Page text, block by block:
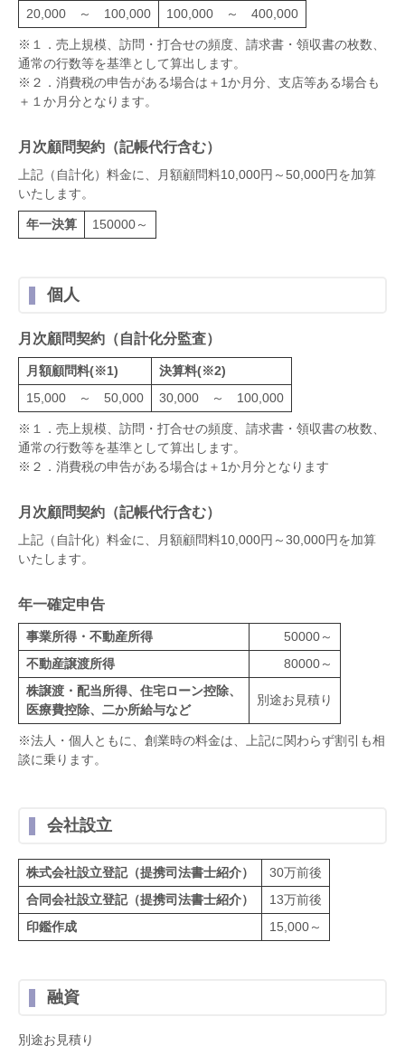
20,000 ～ 100,000 100,000 ～ 400,000
※１．売上規模、訪問・打合せの頻度、請求書・領収書の枚数、
通常の行数等を基準として算出します。
※２．消費税の申告がある場合は＋1か月分、支店等ある場合も
＋１か月分となります。
月次顧問契約（記帳代行含む）
上記（自計化）料金に、月額顧問料10,000円～50,000円を加算
いたします。
年一決算 150000～
個人
月次顧問契約（自計化分監査）
月額顧問料(※1)
決算料(※2)
15,000 ～ 50,000
30,000 ～ 100,000
※１．売上規模、訪問・打合せの頻度、請求書・領収書の枚数、
通常の行数等を基準として算出します。
※２．消費税の申告がある場合は＋1か月分となります
月次顧問契約（記帳代行含む）
上記（自計化）料金に、月額顧問料10,000円～30,000円を加算
いたします。
年一確定申告
事業所得・不動産所得
50000～
不動産譲渡所得
80000～
株譲渡・配当所得、住宅ローン控除、
医療費控除、二か所給与など
別途お見積り
※法人・個人ともに、創業時の料金は、上記に関わらず割引も相
談に乗ります。
会社設立
株式会社設立登記（提携司法書士紹介）
30万前後
合同会社設立登記（提携司法書士紹介）
13万前後
印鑑作成
15,000～
融資
別途お見積り